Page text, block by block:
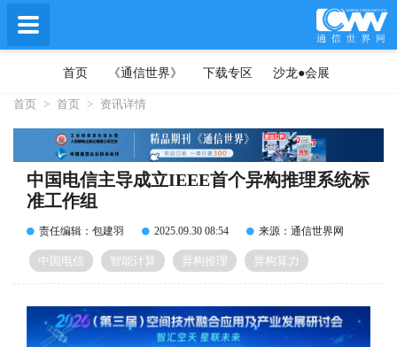
首页 《通信世界》 下载专区 沙龙●会展
首页 > 首页 > 资讯详情
中国电信主导成立IEEE首个异构推理系统标
准工作组
责任编辑：包建羽 2025.09.30 08:54 来源：通信世界网
中国电信 智能计算 异构推理 异构算力